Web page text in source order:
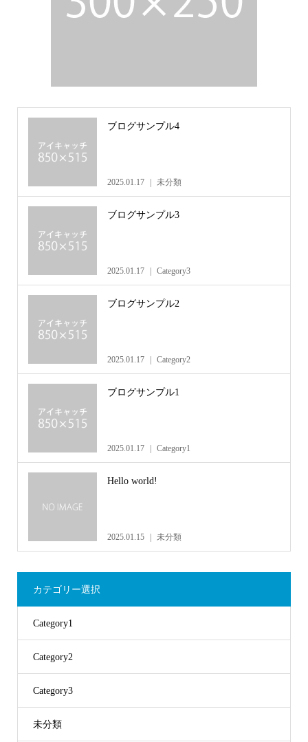
ブログサンプル4
2025.01.17 未分類
ブログサンプル3
2025.01.17 Category3
ブログサンプル2
2025.01.17 Category2
ブログサンプル1
2025.01.17 Category1
Hello world!
2025.01.15 未分類
カテゴリー選択
Category1
Category2
Category3
未分類